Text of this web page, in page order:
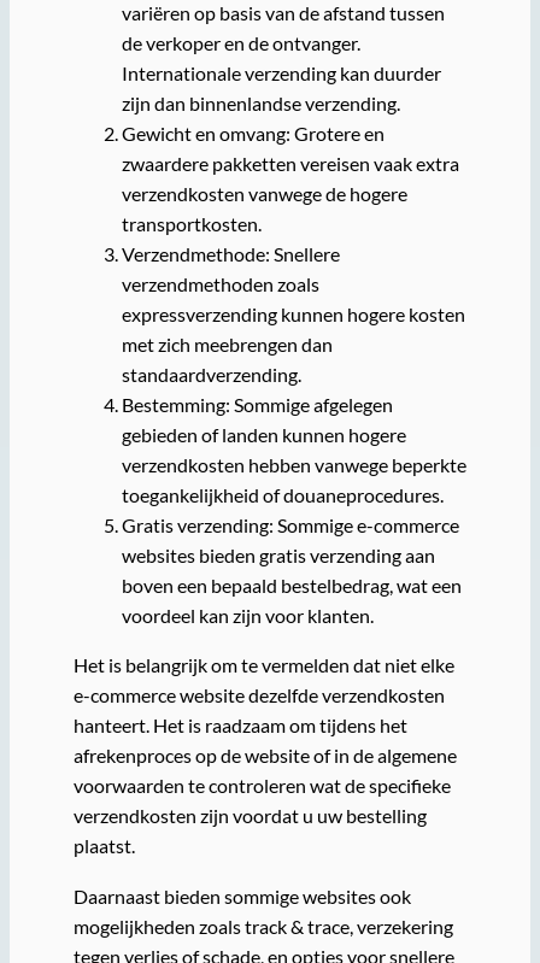
variëren op basis van de afstand tussen
de verkoper en de ontvanger.
Internationale verzending kan duurder
zijn dan binnenlandse verzending.
Gewicht en omvang: Grotere en
zwaardere pakketten vereisen vaak extra
verzendkosten vanwege de hogere
transportkosten.
Verzendmethode: Snellere
verzendmethoden zoals
expressverzending kunnen hogere kosten
met zich meebrengen dan
standaardverzending.
Bestemming: Sommige afgelegen
gebieden of landen kunnen hogere
verzendkosten hebben vanwege beperkte
toegankelijkheid of douaneprocedures.
Gratis verzending: Sommige e-commerce
websites bieden gratis verzending aan
boven een bepaald bestelbedrag, wat een
voordeel kan zijn voor klanten.
Het is belangrijk om te vermelden dat niet elke
e-commerce website dezelfde verzendkosten
hanteert. Het is raadzaam om tijdens het
afrekenproces op de website of in de algemene
voorwaarden te controleren wat de specifieke
verzendkosten zijn voordat u uw bestelling
plaatst.
Daarnaast bieden sommige websites ook
mogelijkheden zoals track & trace, verzekering
tegen verlies of schade, en opties voor snellere